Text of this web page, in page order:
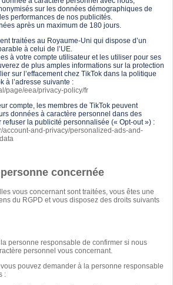
sur les données démographiques de
performances de nos publicités.
après un maximum de 180 jours.
traitées au Royaume-Uni qui dispose d’un
à celui de l’UE.
à votre compte utilisateur et les utiliser pour ses
de plus amples informations sur la protection
sur l’effacement chez TikTok dans la politique
à l’adresse suivante :
page/eea/privacy-policy/fr
compte, les membres de TikTok peuvent
données à caractère personnel dans des
la publicité personnalisée (« Opt-out ») :
account-and-privacy/personalized-ads-and-
concernée
vous concernant sont traitées, vous êtes une
du RGPD et vous disposez des droits suivants
personne responsable de confirmer si nous
personnel vous concernant.
pouvez demander à la personne responsable
: